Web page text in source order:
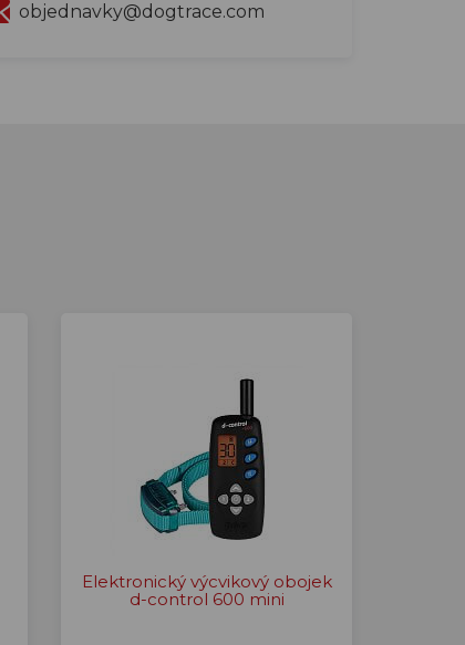
objednavky@dogtrace.com
Elektronický výcvikový obojek
d-control 600 mini